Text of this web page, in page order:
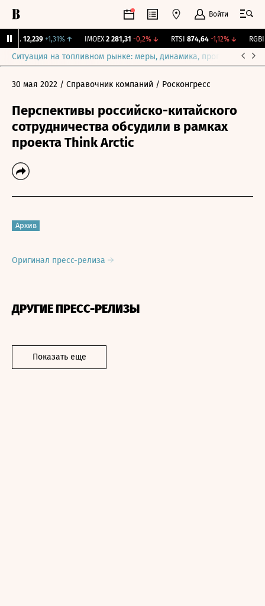
Войти
12,239 +1,31% ↑ IMOEX 2 281,31 -0,2%↓ RTSI 874,64 -1,12%↓ RGBI
Ситуация на топливном рынке: меры, динамика, прогнозы
30 мая 2022 / Справочник компаний / Росконгресс
Перспективы российско-китайского
сотрудничества обсудили в рамках
проекта Think Arctic
Архив
Оригинал пресс-релиза
ДРУГИЕ ПРЕСС-РЕЛИЗЫ
Показать еще